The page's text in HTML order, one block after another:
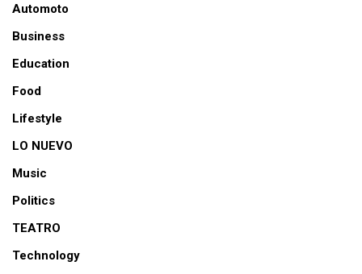
Automoto
Business
Education
Food
Lifestyle
LO NUEVO
Music
Politics
TEATRO
Technology